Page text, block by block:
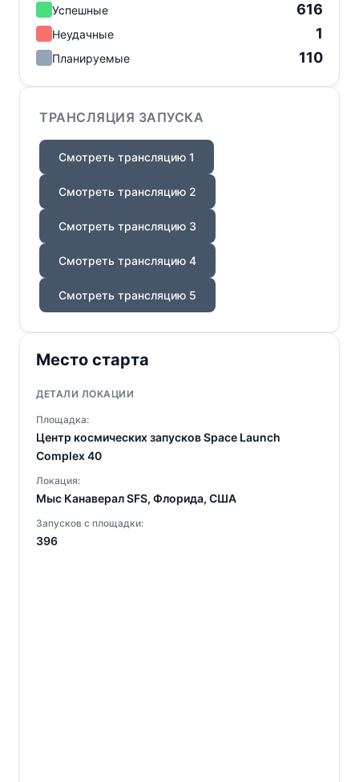
Успешные 616
Неудачные 1
Планируемые 110
ТРАНСЛЯЦИЯ ЗАПУСКА
Смотреть трансляцию 1
Смотреть трансляцию 2
Смотреть трансляцию 3
Смотреть трансляцию 4
Смотреть трансляцию 5
Место старта
ДЕТАЛИ ЛОКАЦИИ
Площадка:
Центр космических запусков Space Launch
Complex 40
Локация:
Мыс Канаверал SFS, Флорида, США
Запусков с площадки:
396